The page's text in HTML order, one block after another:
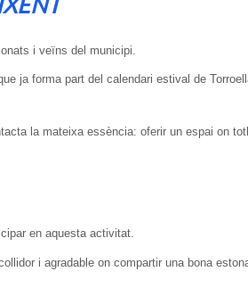
i veïns del municipi.
ja forma part del calendari estival de
la mateixa essència: oferir un espai on
en aquesta activitat.
i agradable on compartir una bona